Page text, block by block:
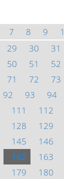
7 8 9
29 30 31
50 51 52
71 72 73
92 93 94
111 112
128 129
145 146
162 163
179 180